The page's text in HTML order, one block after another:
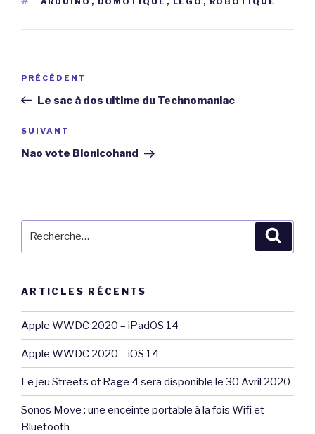
Navigation
l’article
Article
précédent
PRÉCÉDENT
Le sac à dos ultime du Technomaniac
Article
suivant
SUIVANT
Nao vote Bionicohand
ARTICLES RÉCENTS
Apple WWDC 2020 – iPadOS 14
Apple WWDC 2020 – iOS 14
Le jeu Streets of Rage 4 sera disponible le 30 Avril 2020
Sonos Move : une enceinte portable à la fois Wifi et
Bluetooth